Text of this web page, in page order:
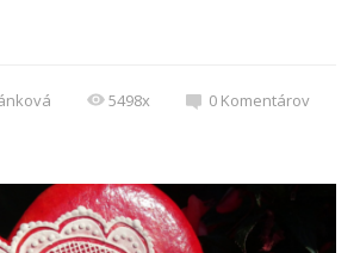
5498x 0 Komentárov